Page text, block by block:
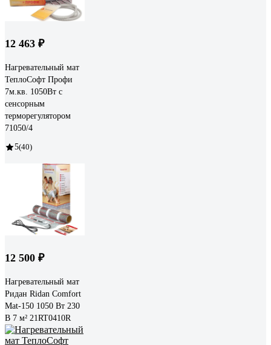
12 463 ₽
Нагревательный мат
ТеплоСофт Профи
7м.кв. 1050Вт с
сенсорным
терморегулятором
71050/4
5(40)
12 500 ₽
Нагревательный мат
Ридан Ridan Comfort
Mat-150 1050 Вт 230
В 7 м² 21RT0410R